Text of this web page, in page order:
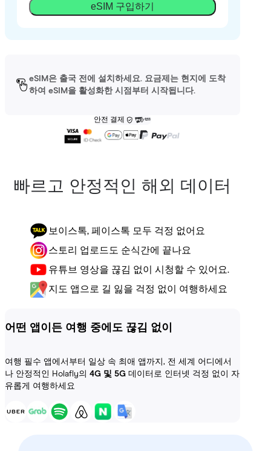
eSIM 구입하기
eSIM은 출국 전에 설치하세요. 요금제는 현지에 도착
하여 eSIM을 활성화한 시점부터 시작됩니다.
안전 결제
빠르고 안정적인 해외 데이터
보이스톡, 페이스톡 모두 걱정 없어요
스토리 업로드도 순식간에 끝나요
유튜브 영상을 끊김 없이 시청할 수 있어요.
지도 앱으로 길 잃을 걱정 없이 여행하세요
어떤 앱이든 여행 중에도 끊김 없이
여행 필수 앱에서부터 일상 속 최애 앱까지, 전 세계 어디에서
나 안정적인 Holafly의 4G 및 5G 데이터로 인터넷 걱정 없이 자
유롭게 여행하세요